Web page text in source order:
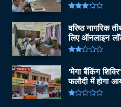
वरिष्ठ नागरिक
लिए ऑनलाइन
'मेगा बैंकिंग
फलौदी में होगा